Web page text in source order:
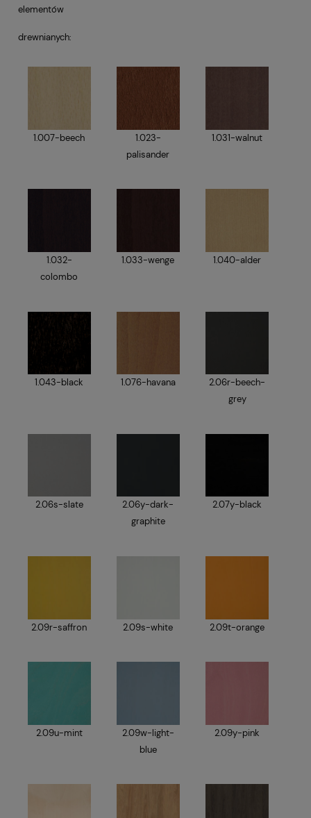
elementów
drewnianych:
1.007-beech
1.023-
palisander
1.031-walnut
1.032-
colombo
1.033-wenge 1.040-alder
1.043-black 1.076-havana
2.06r-beech-
grey
2.06s-slate
2.06y-dark-
graphite
2.07y-black
2.09r-saffron 2.09s-white 2.09t-orange
2.09u-mint
2.09w-light-
blue
2.09y-pink